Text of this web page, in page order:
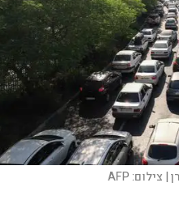
| צילום:AFP